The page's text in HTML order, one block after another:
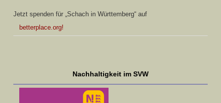
Jetzt spenden für „Schach in Württemberg“ auf
betterplace.org!
Nachhaltigkeit im SVW